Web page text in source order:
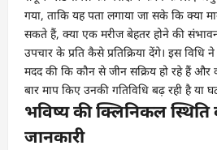
गया, ताकि यह पता लगाया जा सके कि क्या
सकते हैं, क्या एक मरीज बेहतर होने की
उपचार के प्रति कैसे प्रतिक्रिया देंगे। इस
मदद की कि कौन से जीन सक्रिय हो रहे हैं और
बार माप किए उनकी गतिविधि बढ़ रही है या
भविष्य की क्लिनिकल स्थिति
जानकारी